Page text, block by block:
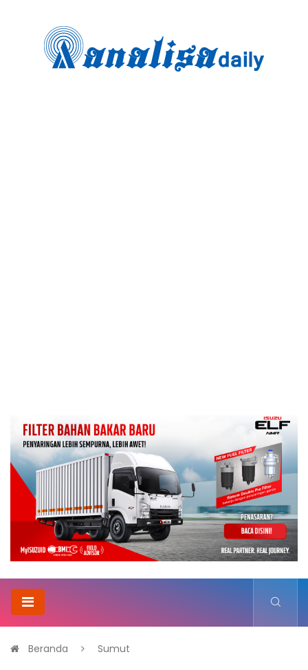
Beranda Sumut